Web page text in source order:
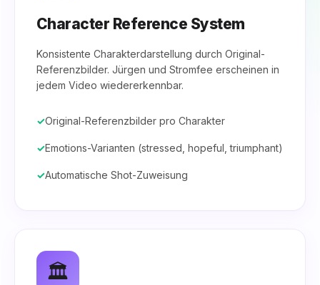
Character Reference System
Konsistente Charakterdarstellung durch Original-
Referenzbilder. Jürgen und Stromfee erscheinen in
jedem Video wiedererkennbar.
Original-Referenzbilder pro Charakter
Emotions-Varianten (stressed, hopeful, triumphant)
Automatische Shot-Zuweisung
🏛️